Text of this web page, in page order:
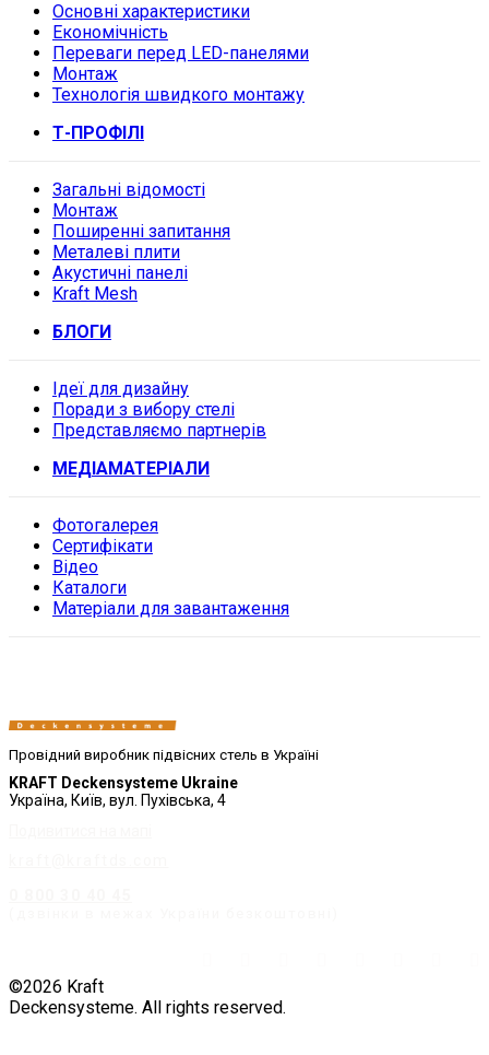
Основні характеристики
Економічність
Переваги перед LED-панелями
Монтаж
Технологія швидкого монтажу
Т-ПРОФІЛІ
Загальні відомості
Монтаж
Поширенні запитання
Металеві плити
Акустичні панелі
Kraft Mesh
БЛОГИ
Ідеї для дизайну
Поради з вибору стелі
Представляємо партнерів
МЕДІАМАТЕРІАЛИ
Фотогалерея
Сертифікати
Відео
Каталоги
Матеріали для завантаження
Провідний виробник підвісних стель в Україні
KRAFT Deckensysteme Ukraine
Україна, Київ, вул. Пухівська, 4
©2026 Kraft
Deckensysteme. All rights reserved.